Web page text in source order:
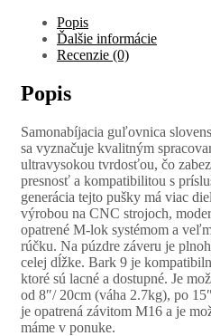
Popis
Ďalšie informácie
Recenzie (0)
Popis
Samonabíjacia guľovnica
sa vyznačuje kvalitným
ultravysokou tvrdosťou, čo
presnosť a kompatibilitou s
generácia tejto pušky má viac
výrobou na CNC strojoch,
opatrené M-lok systémom a
rúčku. Na púzdre záveru je
celej dĺžke. Bark 9 je
ktoré sú lacné a dostupné. Je
od 8″/ 20cm (váha 2.7kg), po
je opatrená závitom M16 a je
máme v ponuke.